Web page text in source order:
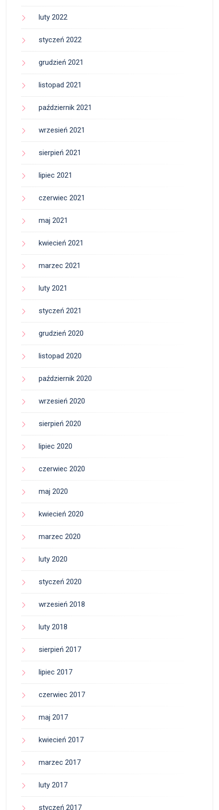
luty 2022
styczeń 2022
grudzień 2021
listopad 2021
październik 2021
wrzesień 2021
sierpień 2021
lipiec 2021
czerwiec 2021
maj 2021
kwiecień 2021
marzec 2021
luty 2021
styczeń 2021
grudzień 2020
listopad 2020
październik 2020
wrzesień 2020
sierpień 2020
lipiec 2020
czerwiec 2020
maj 2020
kwiecień 2020
marzec 2020
luty 2020
styczeń 2020
wrzesień 2018
luty 2018
sierpień 2017
lipiec 2017
czerwiec 2017
maj 2017
kwiecień 2017
marzec 2017
luty 2017
styczeń 2017